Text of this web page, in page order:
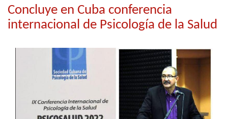
Concluye en Cuba conferencia
internacional de Psicología de la Salud